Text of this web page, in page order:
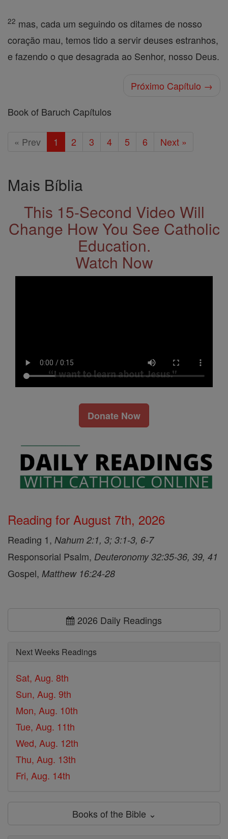
22 mas, cada um seguindo os ditames de nosso
coração mau, temos tido a servir deuses estranhos,
e fazendo o que desagrada ao Senhor, nosso Deus.
Próximo Capítulo →
Book of Baruch Capítulos
« Prev 1 2 3 4 5 6 Next »
Mais Bíblia
This 15-Second Video Will
Change How You See Catholic
Education.
Watch Now
Donate Now
Reading for August 7th, 2026
Reading 1, Nahum 2:1, 3; 3:1-3, 6-7
Responsorial Psalm, Deuteronomy 32:35-36, 39, 41
Gospel, Matthew 16:24-28
2026 Daily Readings
Next Weeks Readings
Sat, Aug. 8th
Sun, Aug. 9th
Mon, Aug. 10th
Tue, Aug. 11th
Wed, Aug. 12th
Thu, Aug. 13th
Fri, Aug. 14th
Books of the Bible ⌄